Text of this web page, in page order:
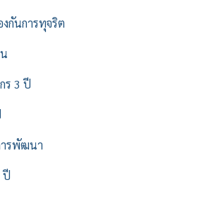
กันการทุจริต
ร 3 ปี
รพัฒนา
ปี